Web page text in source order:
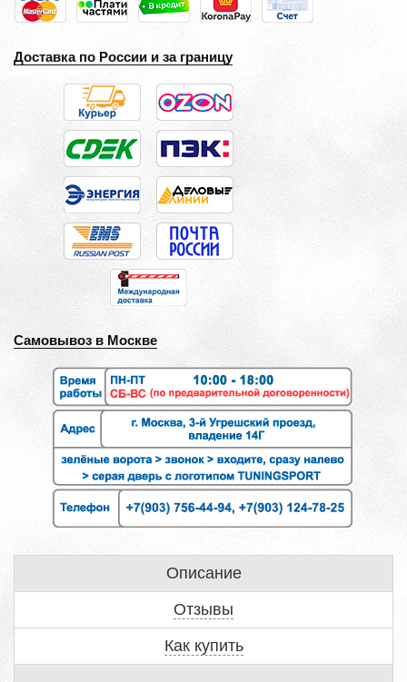
Доставка по России и за границу
Самовывоз в Москве
Описание
Отзывы
Как купить